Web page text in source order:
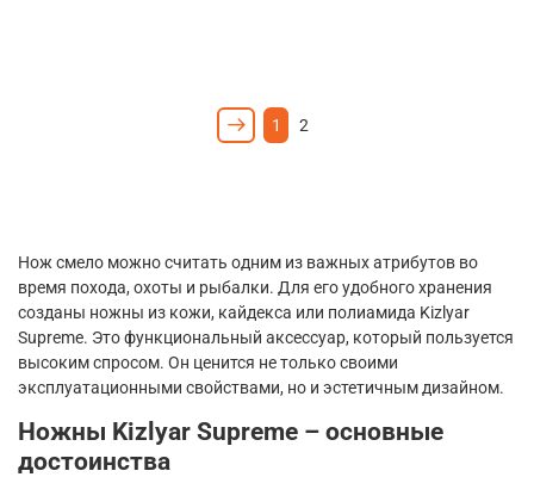
1 2
Нож смело можно считать одним из важных атрибутов во
время похода, охоты и рыбалки. Для его удобного хранения
созданы ножны из кожи, кайдекса или полиамида Kizlyar
Supreme. Это функциональный аксессуар, который пользуется
высоким спросом. Он ценится не только своими
эксплуатационными свойствами, но и эстетичным дизайном.
Ножны Kizlyar Supreme – основные
достоинства